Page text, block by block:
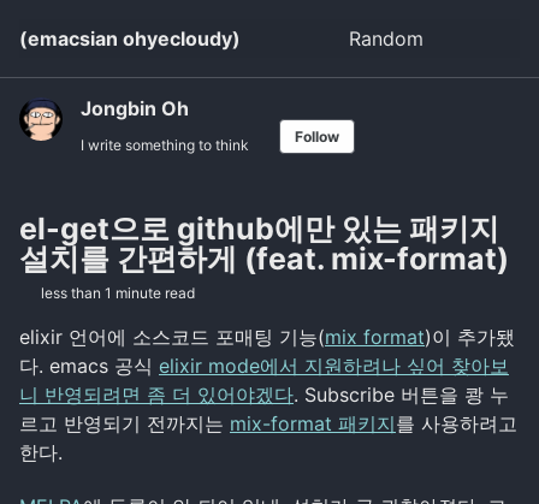
primary
navigation
content
footer
(emacsian ohyecloudy) Random
Jongbin Oh
I write something to think Follow
el-get으로 github에만 있는 패키지
설치를 간편하게 (feat. mix-format)
less than 1 minute read
elixir 언어에 소스코드 포매팅 기능(mix format)이 추가됐
다. emacs 공식 elixir mode에서 지원하려나 싶어 찾아보
니 반영되려면 좀 더 있어야겠다. Subscribe 버튼을 쾅 누
르고 반영되기 전까지는 mix-format 패키지를 사용하려고
한다.